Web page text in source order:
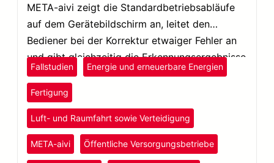
META-aivi zeigt die Standardbetriebsabläufe
auf dem Gerätebildschirm an, leitet den
Bediener bei der Korrektur etwaiger Fehler an
und gibt gleichzeitig die Erkennungsergebnisse
mit einem Zeitstempel aus.
Fallstudien Energie und erneuerbare Energien
Fertigung
Luft- und Raumfahrt sowie Verteidigung
META-aivi Öffentliche Versorgungsbetriebe